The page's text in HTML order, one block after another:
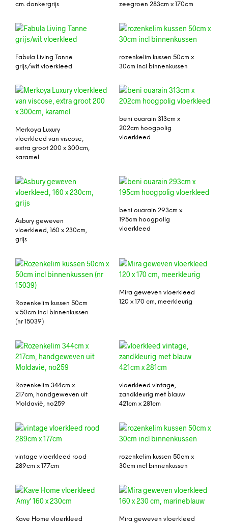
cm. donkergrijs
zeegroen 283cm x 170cm
Fabula Living Tanne
grijs/wit vloerkleed
rozenkelim kussen 50cm x
30cm incl binnenkussen
Merkoya Luxury
vloerkleed van viscose,
extra groot 200 x 300cm,
karamel
beni ouarain 313cm x
202cm hoogpolig
vloerkleed
Asbury geweven
vloerkleed, 160 x 230cm,
grijs
beni ouarain 293cm x
195cm hoogpolig
vloerkleed
Rozenkelim kussen 50cm
x 50cm incl binnenkussen
(nr 15039)
Mira geweven vloerkleed
120 x 170 cm, meerkleurig
Rozenkelim 344cm x
217cm, handgeweven uit
Moldavië, no259
vloerkleed vintage,
zandkleurig met blauw
421cm x 281cm
vintage vloerkleed rood
289cm x 177cm
rozenkelim kussen 50cm x
30cm incl binnenkussen
Kave Home vloerkleed
Mira geweven vloerkleed